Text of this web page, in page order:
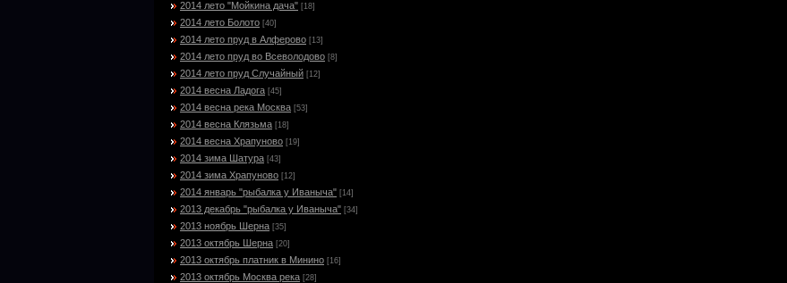
2014 лето "Мойкина дача" [18]
2014 лето Болото [40]
2014 лето пруд в Алферово [13]
2014 лето пруд во Всеволодово [8]
2014 лето пруд Случайный [12]
2014 весна Ладога [45]
2014 весна река Москва [53]
2014 весна Клязьма [18]
2014 весна Храпуново [19]
2014 зима Шатура [43]
2014 зима Храпуново [12]
2014 январь "рыбалка у Иваныча" [14]
2013 декабрь "рыбалка у Иваныча" [34]
2013 ноябрь Шерна [35]
2013 октябрь Шерна [20]
2013 октябрь платник в Минино [16]
2013 октябрь Москва река [28]